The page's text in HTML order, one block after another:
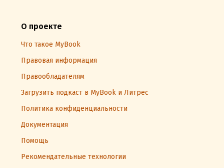
О проекте
Что такое MyBook
Правовая информация
Правообладателям
Загрузить подкаст в MyBook и Литрес
Политика конфиденциальности
Документация
Помощь
Рекомендательные технологии